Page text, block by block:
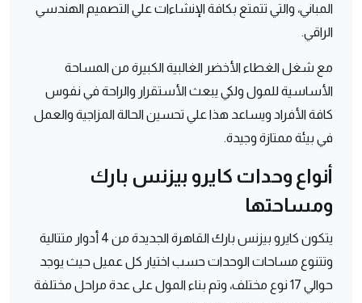
المباني، والتي تتمتع بكافة الإنشاءات علي التصميم الهندسي
الراقي.
مع شغل الغطاء الأخضر الغالبية الكبيرة من المساحة
الأساسية للمول ولكي يبعث الأستقرار والراحة في نفوس
كافة الأفراد ويساعد هذا علي تحسين الحالة المزاجية والعمل
في بيئة ممتازة وجيدة.
أنواع وحدات كايرو بيزنس بارك
ومساحتها
يتكون كايرو بيزنس بارك القاهرة الجديدة من 4 أدوار متتالية
وتتنوع مساحات الوحدات حسب اختيار كل عميل حيث يوجد
حوالي 17 نوع مختلف، وتم بناء المول على عدة مراحل مختلفة